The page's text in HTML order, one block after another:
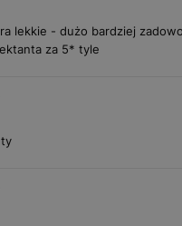
lekkie - dużo bardziej
za 5* tyle